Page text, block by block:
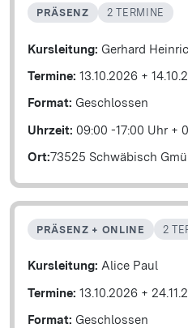
PRÄSENZ 2 TERMINE
Kursleitung: Gerhard
Termine: 13.10.2026 +
Format: Geschlossen
Uhrzeit: 09:00 -17:00 Uhr +
Ort:73525 Schwäbisch
PRÄSENZ + ONLINE 2
Kursleitung: Alice Paul
Termine: 13.10.2026 +
Format: Geschlossen